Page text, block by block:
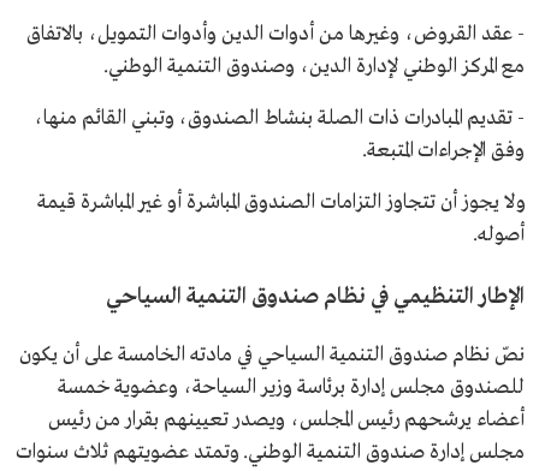
- عقد القروض، وغيرها من أدوات الدين وأدوات التمويل، بالاتفاق
مع المركز الوطني لإدارة الدين، وصندوق التنمية الوطني.
- تقديم المبادرات ذات الصلة بنشاط الصندوق، وتبني القائم منها،
وفق الإجراءات المتبعة.
ولا يجوز أن تتجاوز التزامات الصندوق المباشرة أو غير المباشرة قيمة
أصوله.
الإطار التنظيمي في نظام صندوق التنمية السياحي
نصّ نظام صندوق التنمية السياحي في مادته الخامسة على أن يكون
للصندوق مجلس إدارة برئاسة وزير السياحة، وعضوية خمسة
أعضاء يرشحهم رئيس المجلس، ويصدر تعيينهم بقرار من رئيس
مجلس إدارة صندوق التنمية الوطني. وتمتد عضويتهم ثلاث سنوات